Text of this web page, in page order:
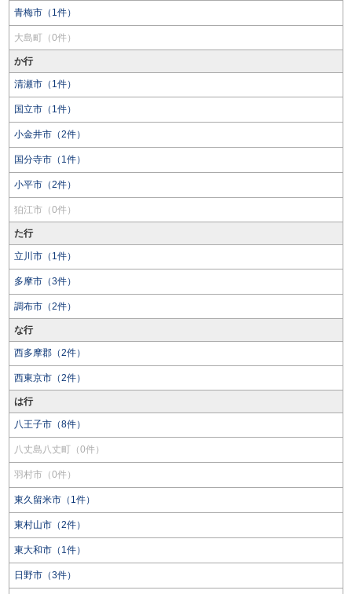
青梅市（1件）
大島町（0件）
か行
清瀬市（1件）
国立市（1件）
小金井市（2件）
国分寺市（1件）
小平市（2件）
狛江市（0件）
た行
立川市（1件）
多摩市（3件）
調布市（2件）
な行
西多摩郡（2件）
西東京市（2件）
は行
八王子市（8件）
八丈島八丈町（0件）
羽村市（0件）
東久留米市（1件）
東村山市（2件）
東大和市（1件）
日野市（3件）